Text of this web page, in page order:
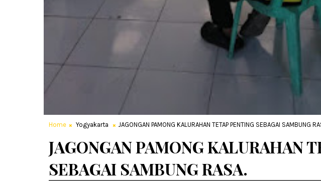
Home Yogyakarta JAGONGAN PAMONG KALURAHAN TETAP PENTING SEBAGAI SAMBUNG
JAGONGAN PAMONG KALURAHAN
SEBAGAI SAMBUNG RASA.